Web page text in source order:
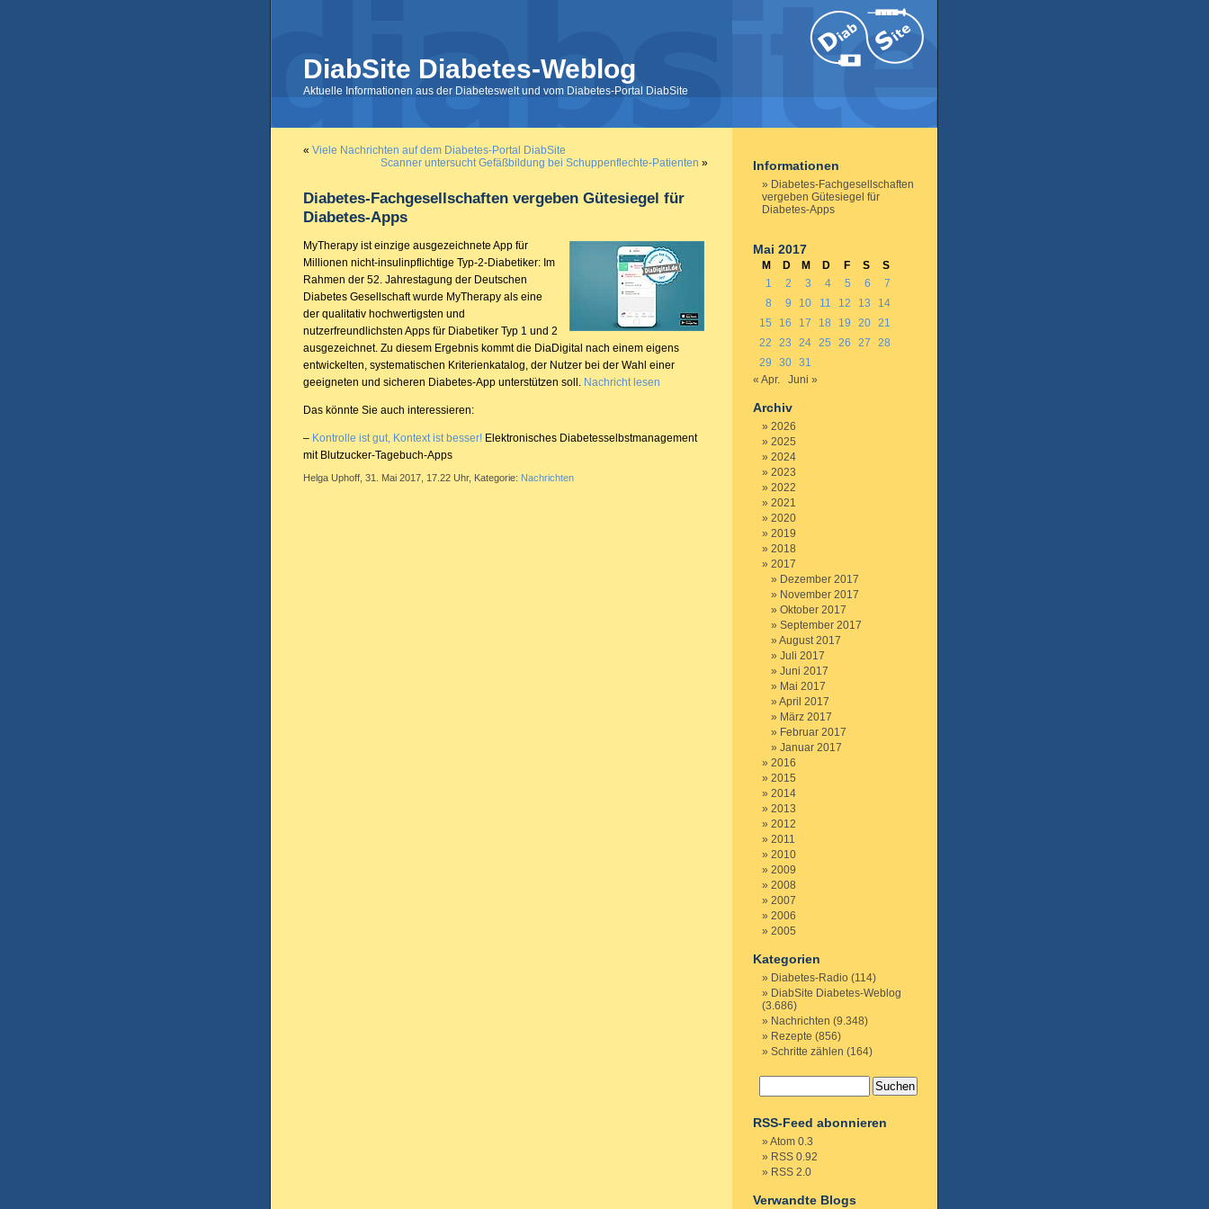
DiabSite Diabetes-Weblog
Aktuelle Informationen aus der Diabeteswelt und vom Diabetes-Portal DiabSite
« Viele Nachrichten auf dem Diabetes-Portal DiabSite
Scanner untersucht Gefäßbildung bei Schuppenflechte-Patienten »
Diabetes-Fachgesellschaften vergeben Gütesiegel für
Diabetes-Apps
MyTherapy ist einzige ausgezeichnete App für
Millionen nicht-insulinpflichtige Typ-2-Diabetiker: Im
Rahmen der 52. Jahrestagung der Deutschen
Diabetes Gesellschaft wurde MyTherapy als eine
der qualitativ hochwertigsten und
nutzerfreundlichsten Apps für Diabetiker Typ 1 und 2
ausgezeichnet. Zu diesem Ergebnis kommt die DiaDigital nach einem eigens
entwickelten, systematischen Kriterienkatalog, der Nutzer bei der Wahl einer
geeigneten und sicheren Diabetes-App unterstützen soll. Nachricht lesen
Das könnte Sie auch interessieren:
– Kontrolle ist gut, Kontext ist besser! Elektronisches Diabetesselbstmanagement
mit Blutzucker-Tagebuch-Apps
Helga Uphoff, 31. Mai 2017, 17.22 Uhr, Kategorie: Nachrichten
Informationen
Diabetes-Fachgesellschaften
vergeben Gütesiegel für
Diabetes-Apps
Mai 2017
M D M D F S
S
1
2 3 4 5 6
7
8
9 10 11 12 13
14
15
16 17 18 19 20 21
22
23 24 25 26 27
28
29
30 31
« Apr.
Juni »
Archiv
2026
2025
2024
2023
2022
2021
2020
2019
2018
2017
Dezember 2017
November 2017
Oktober 2017
September 2017
August 2017
Juli 2017
Juni 2017
Mai 2017
April 2017
März 2017
Februar 2017
Januar 2017
2016
2015
2014
2013
2012
2011
2010
2009
2008
2007
2006
2005
Kategorien
Diabetes-Radio (114)
DiabSite Diabetes-Weblog
(3.686)
Nachrichten (9.348)
Rezepte (856)
Schritte zählen (164)
RSS-Feed abonnieren
Atom 0.3
RSS 0.92
RSS 2.0
Verwandte Blogs